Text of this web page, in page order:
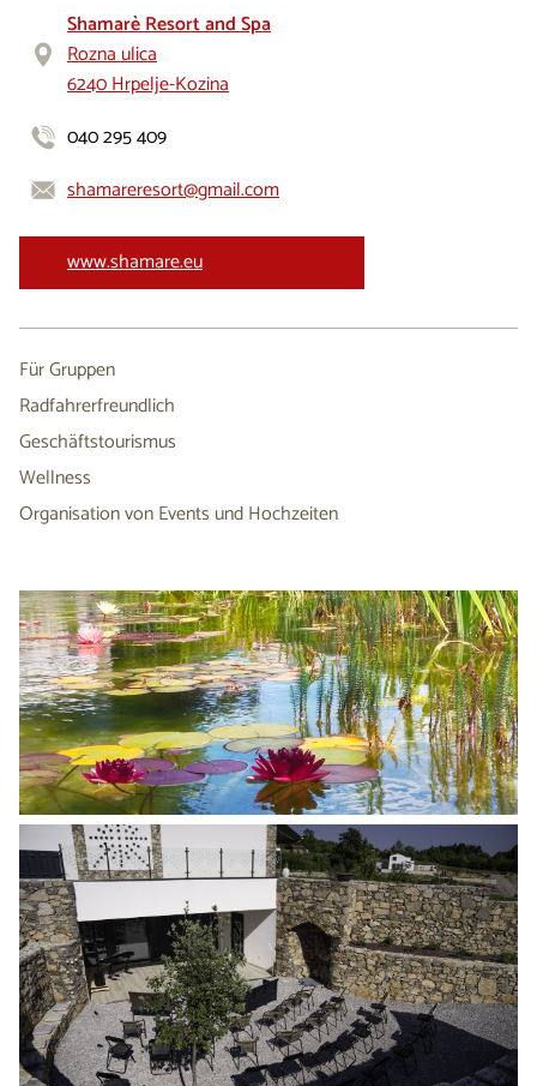
Shamarè Resort and Spa
Rozna ulica
6240 Hrpelje-Kozina
040 295 409
shamareresort@gmail.com
www.shamare.eu
Für Gruppen
Radfahrerfreundlich
Geschäftstourismus
Wellness
Organisation von Events und Hochzeiten